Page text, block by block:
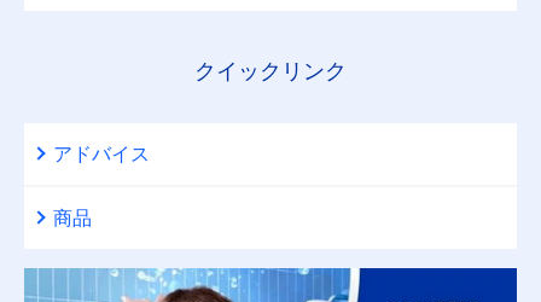
クイックリンク
アドバイス
商品